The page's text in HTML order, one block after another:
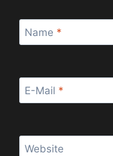
Name *
E-Mail *
Website